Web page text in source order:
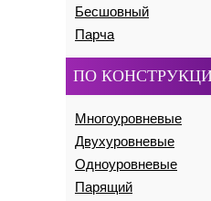
Бесшовный
Парча
ПО
Многоуровневые
Двухуровневые
Одноуровневые
Парящий